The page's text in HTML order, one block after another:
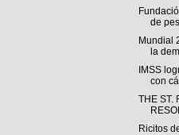
de
Mundial
la
IMSS
con
THE ST.
Ricitos